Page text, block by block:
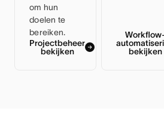
om hun
doelen te
bereiken.
Projectbeheer
bekijken
bekijken